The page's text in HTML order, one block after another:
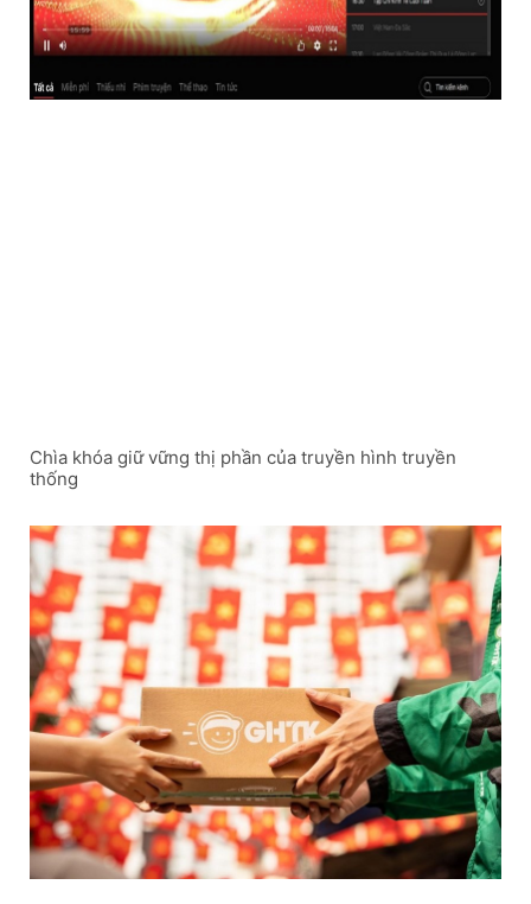
Chìa khóa giữ vững thị phần của truyền hình truyền
thống